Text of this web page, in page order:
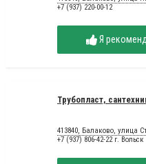
+7 (937) 220-00-12
Я
Трубопласт,
413840, Балаково, улица
+7 (937) 806-42-22 г. Вольск